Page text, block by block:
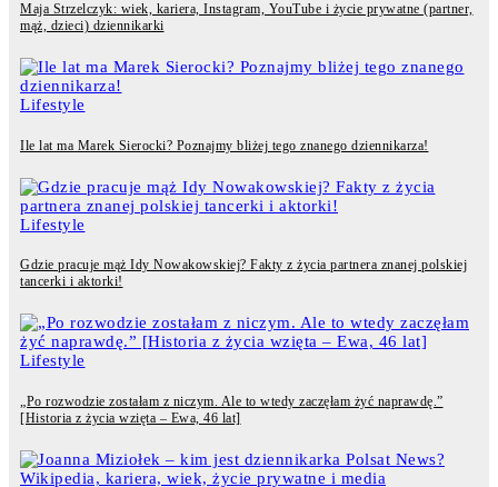
Maja Strzelczyk: wiek, kariera, Instagram, YouTube i życie prywatne (partner,
mąż, dzieci) dziennikarki
Lifestyle
Ile lat ma Marek Sierocki? Poznajmy bliżej tego znanego dziennikarza!
Lifestyle
Gdzie pracuje mąż Idy Nowakowskiej? Fakty z życia partnera znanej polskiej
tancerki i aktorki!
Lifestyle
„Po rozwodzie zostałam z niczym. Ale to wtedy zaczęłam żyć naprawdę.”
[Historia z życia wzięta – Ewa, 46 lat]